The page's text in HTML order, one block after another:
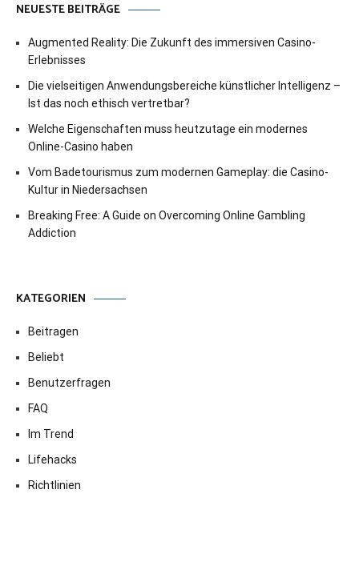
NEUESTE BEITRÄGE
Augmented Reality: Die Zukunft des immersiven Casino-
Erlebnisses
Die vielseitigen Anwendungsbereiche künstlicher Intelligenz –
Ist das noch ethisch vertretbar?
Welche Eigenschaften muss heutzutage ein modernes
Online-Casino haben
Vom Badetourismus zum modernen Gameplay: die Casino-
Kultur in Niedersachsen
Breaking Free: A Guide on Overcoming Online Gambling
Addiction
KATEGORIEN
Beitragen
Beliebt
Benutzerfragen
FAQ
Im Trend
Lifehacks
Richtlinien